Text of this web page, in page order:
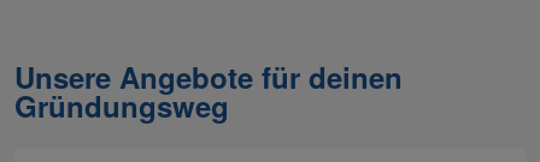
Unsere Angebote für deinen
Gründungsweg